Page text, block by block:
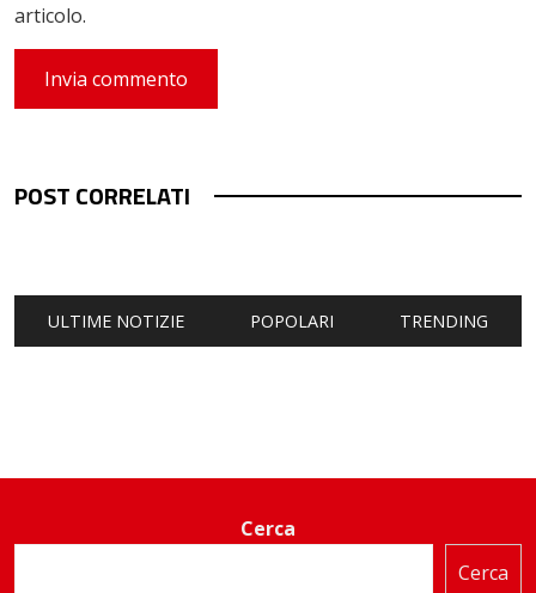
articolo.
POST CORRELATI
ULTIME NOTIZIE POPOLARI TRENDING
Cerca
Cerca